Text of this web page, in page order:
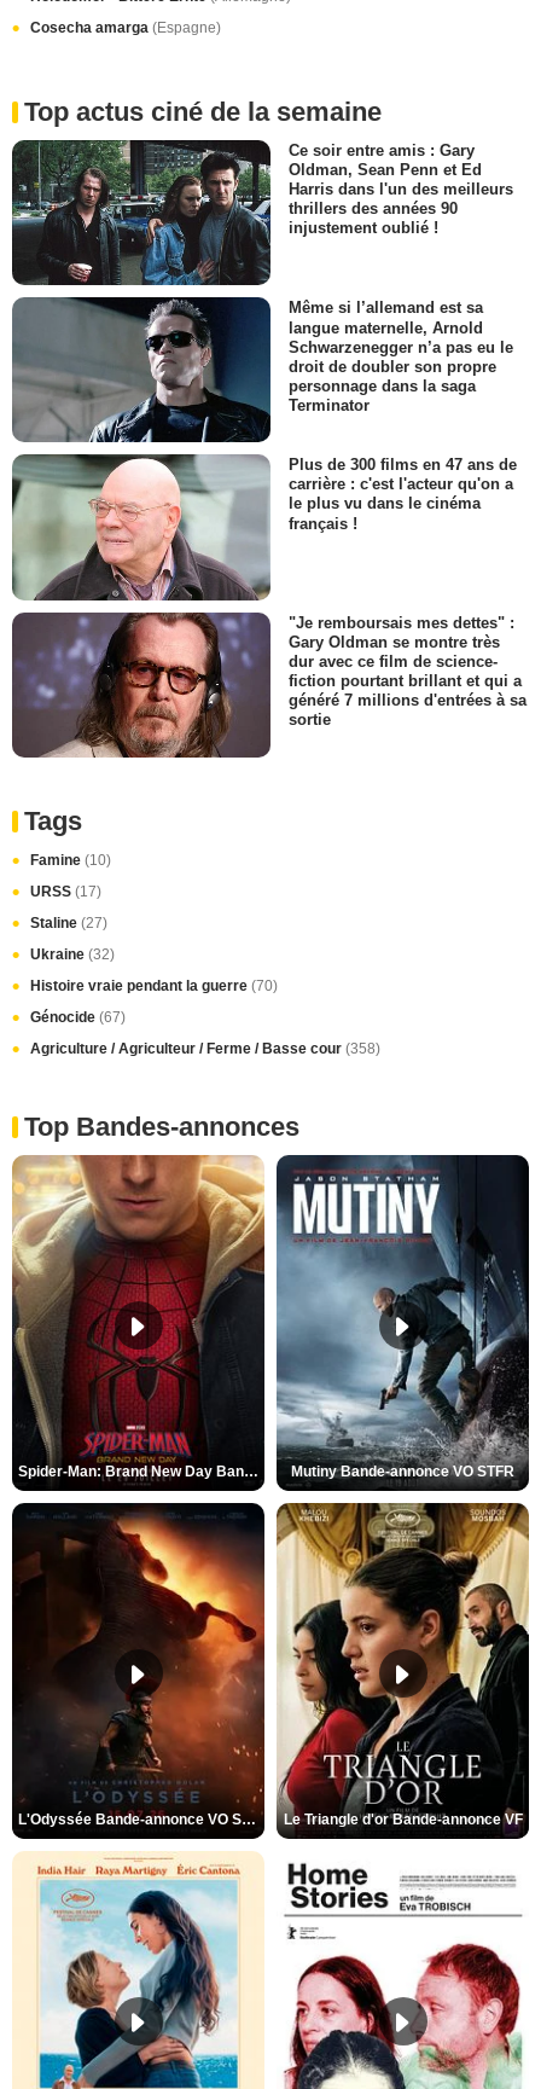
Cosecha amarga (Espagne)
Top actus ciné de la semaine
Ce soir entre amis : Gary
Oldman, Sean Penn et Ed
Harris dans l'un des meilleurs
thrillers des années 90
injustement oublié !
Même si l’allemand est sa
langue maternelle, Arnold
Schwarzenegger n’a pas eu le
droit de doubler son propre
personnage dans la saga
Terminator
Plus de 300 films en 47 ans de
carrière : c'est l'acteur qu'on a
le plus vu dans le cinéma
français !
"Je remboursais mes dettes" :
Gary Oldman se montre très
dur avec ce film de science-
fiction pourtant brillant et qui a
généré 7 millions d'entrées à sa
sortie
Tags
Famine (10)
URSS (17)
Staline (27)
Ukraine (32)
Histoire vraie pendant la guerre (70)
Génocide (67)
Agriculture / Agriculteur / Ferme / Basse cour (358)
Top Bandes-annonces
Spider-Man: Brand New Day Bande-annonce VO STFR Mutiny Bande-annonce VO STFR
L'Odyssée Bande-annonce VO STFR Le Triangle d'or Bande-annonce VF